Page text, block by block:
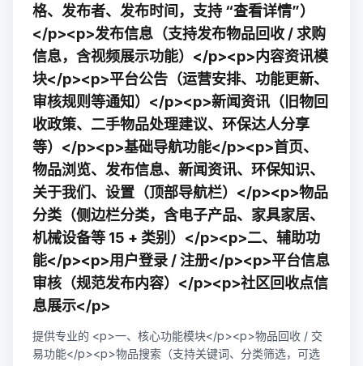
格、发布者、发布时间，支持 “查看详情”）
</p><p>发布信息（支持发布物品回收 / 求购
信息，含视频展示功能）</p><p>内容资讯模
块</p><p>平台公告（运营安排、功能更新、
审核规则等通知）</p><p>新闻资讯（旧物回
收政策、二手物品处理建议、环保达人分享
等）</p><p>基础导航功能</p><p>首页、
物品浏览、发布信息、新闻资讯、环保知识、
关于我们、设置（顶部导航栏）</p><p>物品
分类（侧边栏分类，含电子产品、家具家居、
机械设备等 15 + 类别）</p><p>二、辅助功
能</p><p>用户登录 / 注册</p><p>平台信息
审核（规范发布内容）</p><p>社区回收点信
息展示</p>
提供专业的 <p>一、核心功能模块</p><p>物品回收 / 交
易功能</p><p>物品搜索（支持关键词、分类筛选，可选